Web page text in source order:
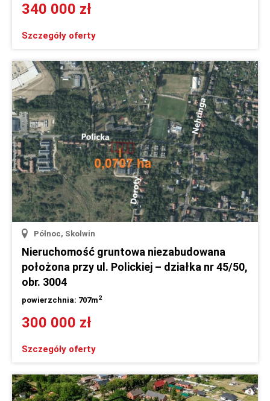
340 000 zł
Szczegóły oferty
Północ, Skolwin
Nieruchomość gruntowa niezabudowana
położona przy ul. Polickiej – działka nr 45/50,
obr. 3004
powierzchnia: 707m2
300 000 zł
Szczegóły oferty